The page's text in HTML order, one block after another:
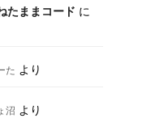
たままコード に
た より
沼 より